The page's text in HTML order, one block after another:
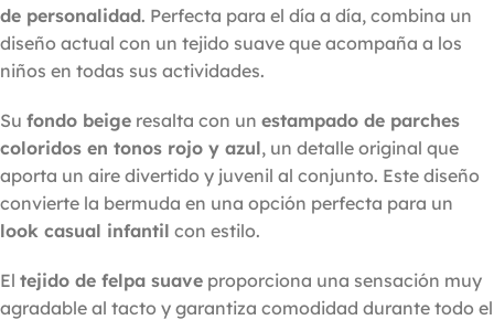
de personalidad. Perfecta para el día a día, combina un
diseño actual con un tejido suave que acompaña a los
niños en todas sus actividades.
Su fondo beige resalta con un estampado de parches
coloridos en tonos rojo y azul, un detalle original que
aporta un aire divertido y juvenil al conjunto. Este diseño
convierte la bermuda en una opción perfecta para un
look casual infantil con estilo.
El tejido de felpa suave proporciona una sensación muy
agradable al tacto y garantiza comodidad durante todo el